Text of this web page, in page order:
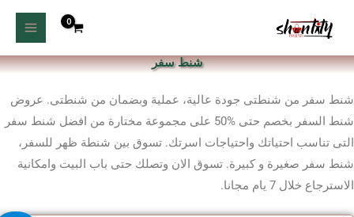
المحتوى
شنط سفر
شنط سفر من شنطتى جودة عالية، عملية وبضمان من شنطتى. عروض
شنط السفر بخصم حتى %50 على مجموعة مختارة من افضل شنط سفر
التى تناسب احتياتك واحتياجات اسرتك. تسوق بين شنطة ظهر للسفر،
شنط سفر صغيرة و كبيرة. تسوق الان وتصلك حتى باب البيت وامكانية
الاسترجاع خلال 7 يام مجانا.